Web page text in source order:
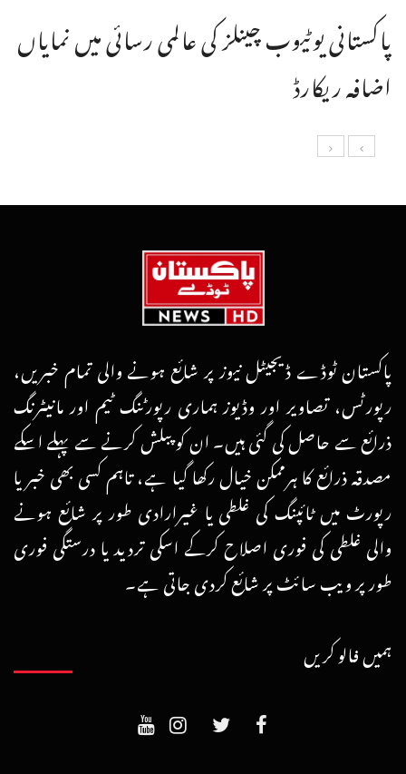
پاکستانی یوٹیوب چینلز کی عالمی رسائی میں نمایاں
اضافہ ریکارڈ
پاکستان ٹوڈے ڈیجیٹل نیوز پر شائع ہونے والی تمام خبریں،
رپورٹس، تصاویر اور وڈیوز ہماری رپورٹنگ ٹیم اور مانیٹرنگ
ذرائع سے حاصل کی گئی ہیں۔ ان کو پبلش کرنے سے پہلے اسکے
مصدقہ ذرائع کا ہرممکن خیال رکھا گیا ہے، تاہم کسی بھی خبر یا
رپورٹ میں ٹائپنگ کی غلطی یا غیرارادی طور پر شائع ہونے
والی غلطی کی فوری اصلاح کرکے اسکی تردید یا درستگی فوری
طور پر ویب سائٹ پر شائع کردی جاتی ہے۔
ہمیں فالو کریں